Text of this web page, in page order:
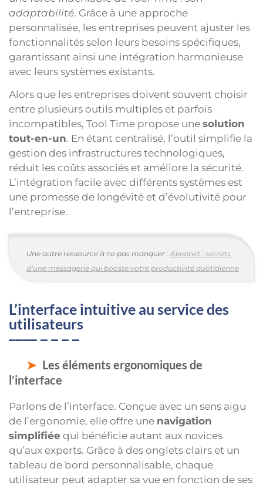
adaptabilité. Grâce à une approche
personnalisée, les entreprises peuvent ajuster les
fonctionnalités selon leurs besoins spécifiques,
garantissant ainsi une intégration harmonieuse
avec leurs systèmes existants.
Alors que les entreprises doivent souvent choisir
entre plusieurs outils multiples et parfois
incompatibles, Tool Time propose une solution
tout-en-un. En étant centralisé, l’outil simplifie la
gestion des infrastructures technologiques,
réduit les coûts associés et améliore la sécurité.
L’intégration facile avec différents systèmes est
une promesse de longévité et d’évolutivité pour
l’entreprise.
Une autre ressource à ne pas manquer : Akeonet : secrets
d’une messagerie qui booste votre productivité quotidienne
L’interface intuitive au service des
utilisateurs
Les éléments ergonomiques de
l’interface
Parlons de l’interface. Conçue avec un sens aigu
de l’ergonomie, elle offre une navigation
simplifiée qui bénéficie autant aux novices
qu’aux experts. Grâce à des onglets clairs et un
tableau de bord personnalisable, chaque
utilisateur peut adapter sa vue en fonction de ses